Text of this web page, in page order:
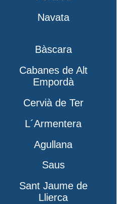
Navata
Bàscara
Cabanes de Alt
Empordà
Cervià de Ter
L´Armentera
Agullana
Saus
Sant Jaume de
Llierca